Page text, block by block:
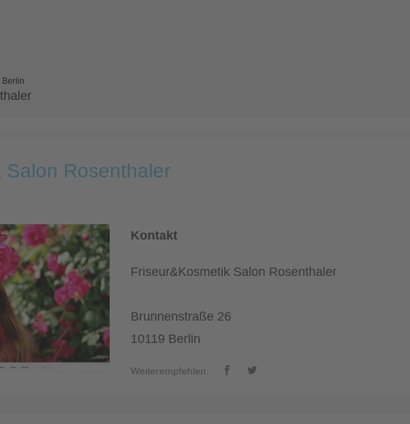
Berlin
Salon Rosenthaler
Kontakt
Friseur&Kosmetik Salon Rosenthaler
Brunnenstraße 26
10119 Berlin
Weiterempfehlen: